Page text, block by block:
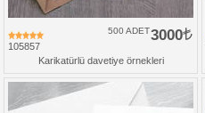
105857
3000
500 ADET
Karikatürlü davetiye örnekleri